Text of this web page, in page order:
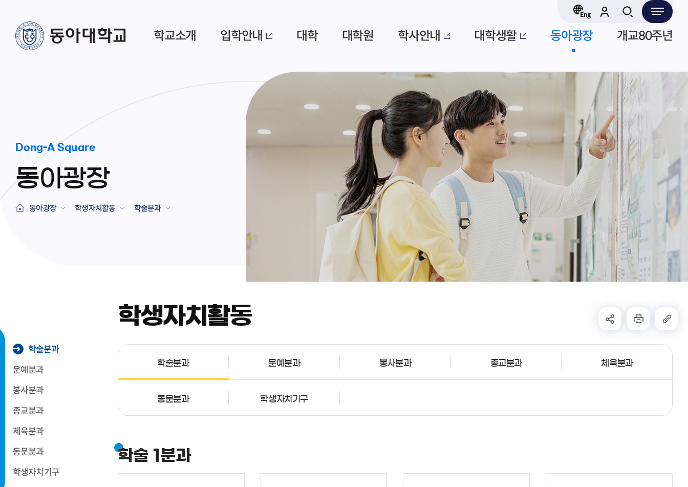
학교소개 입학안내 대학 대학원 학사안내 대학생활 동아광장 개교80주년
Dong-A Square
동아광장
동아광장 학생자치활동 학술분과
학술분과
문예분과
봉사분과
종교분과
체육분과
동문분과
학생자치기구
학생자치활동
학술분과 문예분과 봉사분과 종교분과 체육분과
동문분과 학생자치기구
학술 1분과